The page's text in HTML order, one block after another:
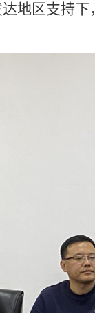
地区支持